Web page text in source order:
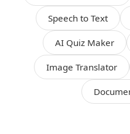
Speech to Text
AI Quiz Maker
Image Translator